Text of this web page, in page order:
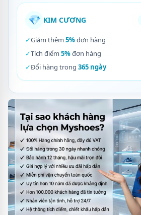
💎 KIM CƯƠNG
✓Giảm thêm 5%đơn hàng
✓Tích điểm 5%đơn hàng
✓Đổi hàng trong 365 ngày